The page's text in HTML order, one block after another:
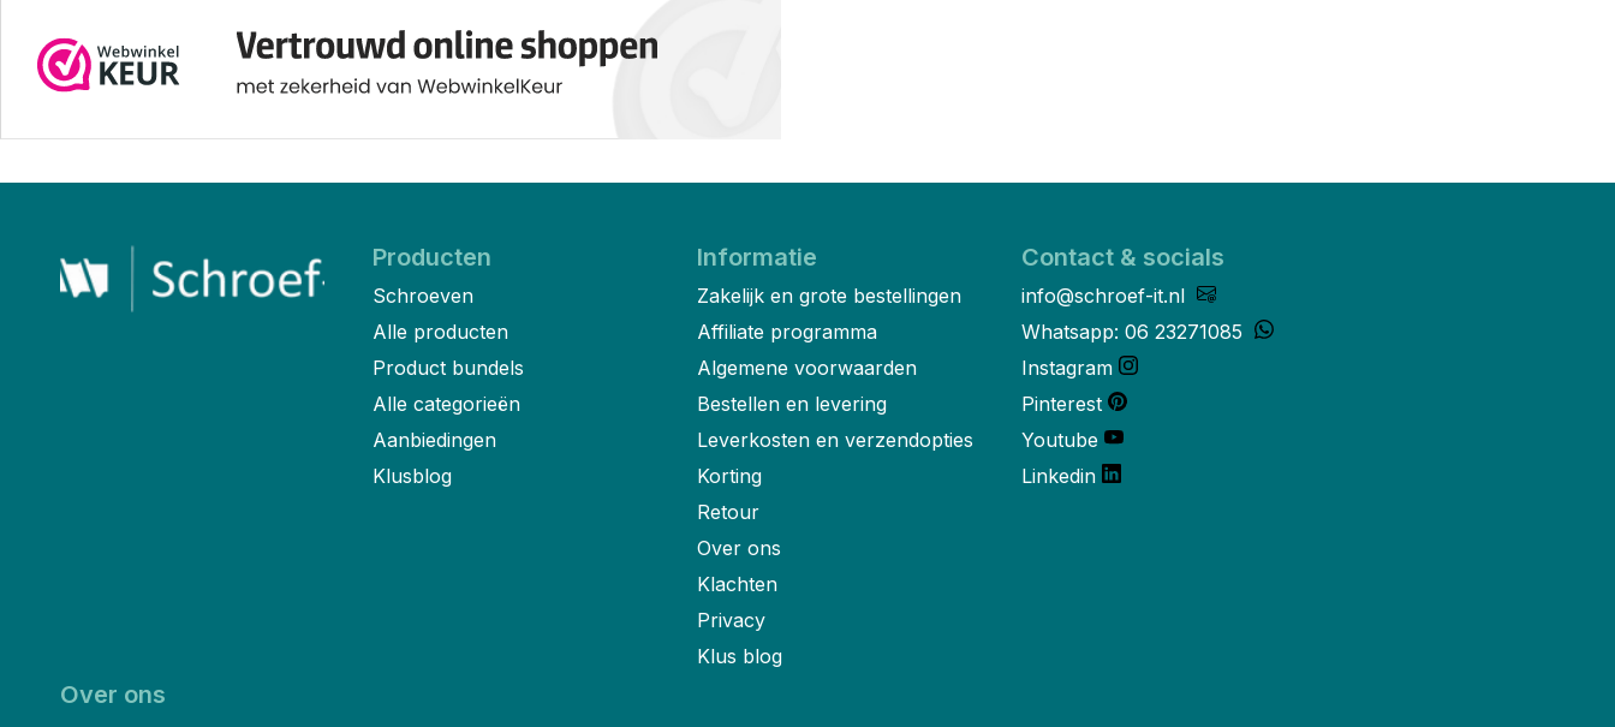
Producten
Schroeven
Alle producten
Product bundels
Alle categorieën
Aanbiedingen
Klusblog
Informatie
Zakelijk en grote bestellingen
Affiliate programma
Algemene voorwaarden
Bestellen en levering
Leverkosten en verzendopties
Korting
Retour
Over ons
Klachten
Privacy
Klus blog
Contact & socials
info@schroef-it.nl
Whatsapp: 06 23271085
Instagram
Pinterest
Youtube
Linkedin
Over ons